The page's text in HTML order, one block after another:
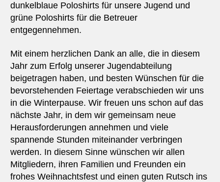
dunkelblaue Poloshirts für unsere Jugend und
grüne Poloshirts für die Betreuer
entgegennehmen.
Mit einem herzlichen Dank an alle, die in diesem
Jahr zum Erfolg unserer Jugendabteilung
beigetragen haben, und besten Wünschen für die
bevorstehenden Feiertage verabschieden wir uns
in die Winterpause. Wir freuen uns schon auf das
nächste Jahr, in dem wir gemeinsam neue
Herausforderungen annehmen und viele
spannende Stunden miteinander verbringen
werden. In diesem Sinne wünschen wir allen
Mitgliedern, ihren Familien und Freunden ein
frohes Weihnachtsfest und einen guten Rutsch ins